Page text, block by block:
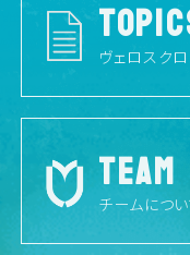
ヴェロスク
TEAM
チームにつ